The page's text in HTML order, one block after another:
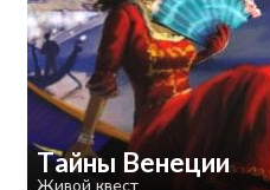
Тайны Венеции
Живой квест